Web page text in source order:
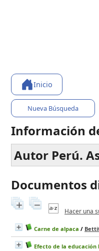
Inicio
Nueva Búsqueda
Información
Autor Perú.
Documentos
Hacer una
Carne de alpaca /
Efecto de la